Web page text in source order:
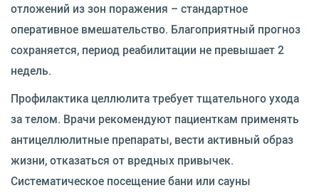
отложений из зон поражения – стандартное
оперативное вмешательство. Благоприятный прогноз
сохраняется, период реабилитации не превышает 2
недель.
Профилактика целлюлита требует тщательного ухода
за телом. Врачи рекомендуют пациенткам применять
антицеллюлитные препараты, вести активный образ
жизни, отказаться от вредных привычек.
Систематическое посещение бани или сауны